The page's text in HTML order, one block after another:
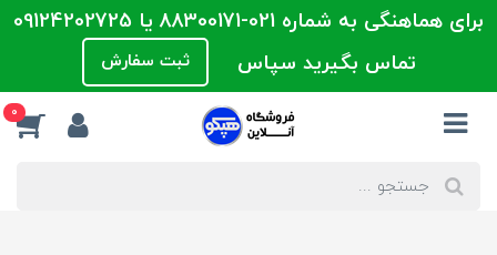
برای هماهنگی به شماره 021-88300171 یا 09124202725
تماس بگیرید سپاس
ثبت سفارش
0